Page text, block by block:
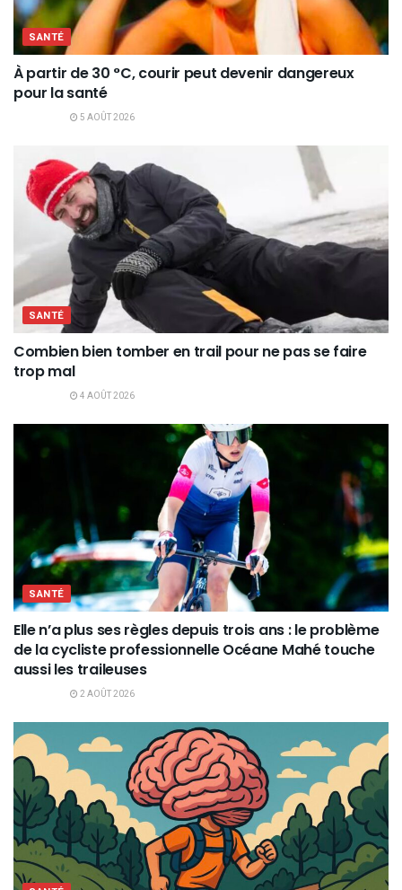
SANTÉ
À partir de 30 °C, courir peut devenir dangereux
pour la santé
5 AOÛT 2026
SANTÉ
Combien bien tomber en trail pour ne pas se faire
trop mal
4 AOÛT 2026
SANTÉ
Elle n’a plus ses règles depuis trois ans : le problème
de la cycliste professionnelle Océane Mahé touche
aussi les traileuses
2 AOÛT 2026